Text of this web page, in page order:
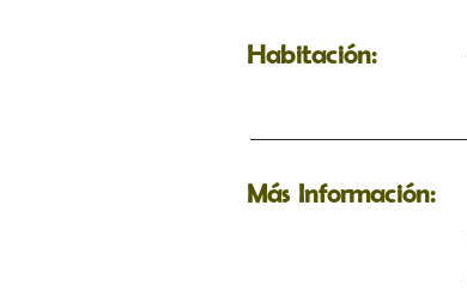
Habitación:
Más Información: